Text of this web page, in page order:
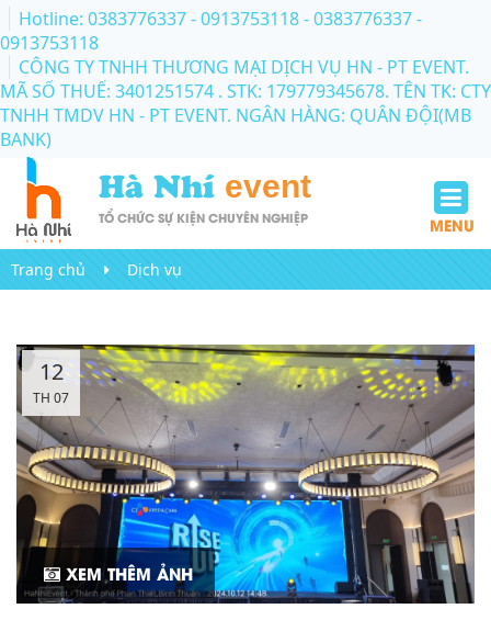
Hotline: 0383776337 - 0913753118- 0383776337 -
0913753118
CÔNG TY TNHH THƯƠNG MẠI DỊCH VỤ HN - PT EVENT.
MÃ SỐ THUẾ: 3401251574 . STK: 179779345678. TÊN TK: CTY
TNHH TMDV HN - PT EVENT. NGÂN HÀNG: QUÂN ĐỘI(MB
BANK)
Hà Nhí event
TỔ CHỨC SỰ KIỆN CHUYÊN NGHIỆP MENU
Trang chủ Dịch vụ
12
TH 07
XEM THÊM ẢNH